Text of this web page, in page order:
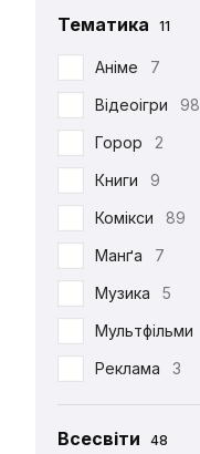
Iron Studios
Jason Freeny
Medicom Toy
Mezco
1
Mictoys
Mighty Jaxx
NECA
12
One Toys
Play Arts KAI
Pop Toys
1
Present Toys
S.H.Figuarts
Тематика 11
Аніме
7
Відеоігри
98
Горор
2
Книги
9
Комікси
89
Манґа
7
Музика
5
Мультфільми
Реклама
3
Серіали
39
Фільми
125
Всесвіти 48